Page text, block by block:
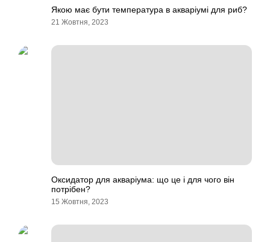
Якою має бути температура в акваріумі для риб?
21 Жовтня, 2023
Оксидатор для акваріума: що це і для чого він
потрібен?
15 Жовтня, 2023